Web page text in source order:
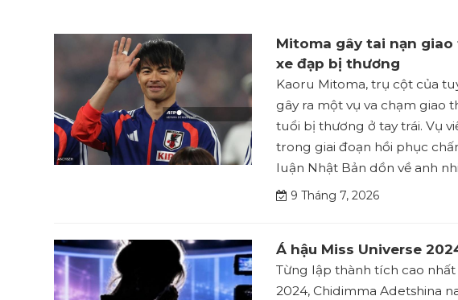
Mitoma gây tai nạn
xe đạp bị thương
Kaoru Mitoma, trụ cột của
gây ra một vụ va chạm giao
tuổi bị thương ở tay trái. Vụ
trong giai đoạn hồi phục
luận Nhật Bản dồn về anh
9 Tháng 7, 2026
Á hậu Miss Universe
Từng lập thành tích cao nhất
2024, Chidimma Adetshina